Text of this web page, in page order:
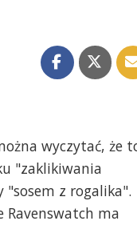
wyczytać, że
"zaklikiwania
z rogalika".
ma